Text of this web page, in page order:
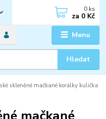
Menu
Hledat
0 ks
za 0 Kč
skleněné mačkané korálky kulička